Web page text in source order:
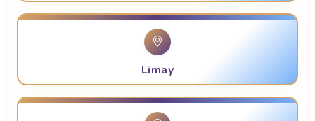
Limay